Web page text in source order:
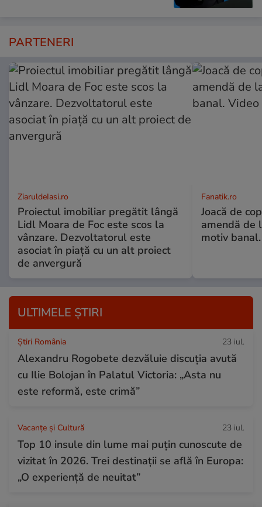
PARTENERI
ZiaruldeIasi.ro
Proiectul imobiliar pregătit lângă
Lidl Moara de Foc este scos la
vânzare. Dezvoltatorul este
asociat în piață cu un alt proiect
de anvergură
Fanatik.ro
Joacă de
amendă de
motiv
ULTIMELE ȘTIRI
Știri România 23 iul.
Alexandru Rogobete dezvăluie discuția avută
cu Ilie Bolojan în Palatul Victoria: „Asta nu
este reformă, este crimă”
Vacanțe și Cultură 23 iul.
Top 10 insule din lume mai puțin cunoscute de
vizitat în 2026. Trei destinații se află în Europa:
„O experiență de neuitat”